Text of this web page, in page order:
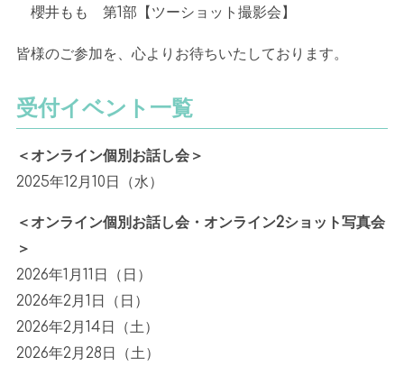
櫻井もも 第 部【ツーショット撮影会】
皆様のご参加を、心よりお待ちいたしております。
受付イベント一覧
＜オンライン個別お話し会＞
2025年12月 10 日（水）
＜オンライン個別お話し会・オンライン2ショット写真会
＞
2026年1 月 11 日（日）
2026年2月 1 日（日）
2026年2月 14 日（土）
2026年2月 28 日（土）